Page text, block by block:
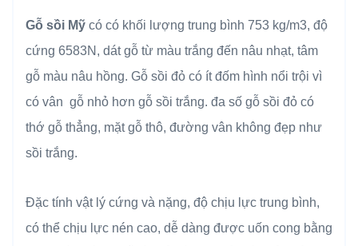
Gỗ sồi Mỹ có có khối lượng trung bình 753 kg/m3, độ
cứng 6583N, dát gỗ từ màu trắng đến nâu nhạt, tâm
gỗ màu nâu hồng. Gỗ sồi đỏ có ít đốm hình nổi trội vì
có vân gỗ nhỏ hơn gỗ sồi trắng. đa số gỗ sồi đỏ có
thớ gỗ thẳng, mặt gỗ thô, đường vân không đẹp như
sồi trắng.
Đặc tính vật lý cứng và nặng, độ chịu lực trung bình,
có thể chịu lực nén cao, dễ dàng được uốn cong bằng